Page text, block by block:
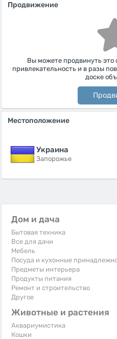
Продвижение
Вы можете продвинуть это
привлекательность и в разы
доске
Местоположение
Украина
Запорожье
Дом и дача
Бытовая техника
Все для дачи
Мебель
Посуда и кухонные
Предметы интерьера
Продукты питания
Ремонт и строительство
Другое
Животные и растения
Аквариумистика
Кошки